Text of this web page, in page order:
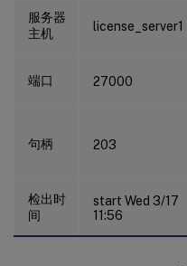
XDT DDCAux-0001
服务器
主机
license_server1
端口 27000
句柄 203
检出时
间
start Wed 3/17
11:56